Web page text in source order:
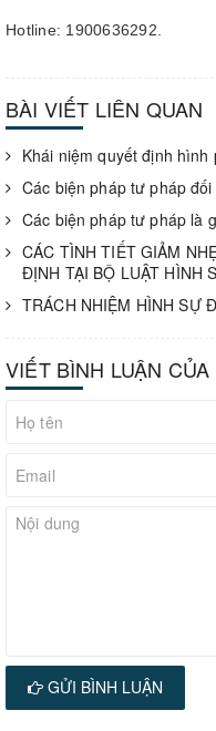
Hotline: 1900636292.
BÀI VIẾT LIÊN QUAN
Khái niệm quyết định hình
Các biện pháp tư pháp
Các biện pháp tư pháp là
CÁC TÌNH TIẾT GIẢM
ĐỊNH TẠI BỘ LUẬT HÌNH
TRÁCH NHIỆM HÌNH SỰ
VIẾT BÌNH LUẬN CỦA
GỬI BÌNH LUẬN